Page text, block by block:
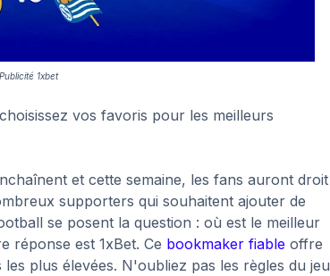
Publicité 1xbet
vos favoris pour les meilleurs
et cette semaine, les fans auront droit
supporters qui souhaitent ajouter de
se posent la question : où est le meilleur
réponse est 1xBet. Ce bookmaker fiable offre
plus élevées. N'oubliez pas les règles du jeu